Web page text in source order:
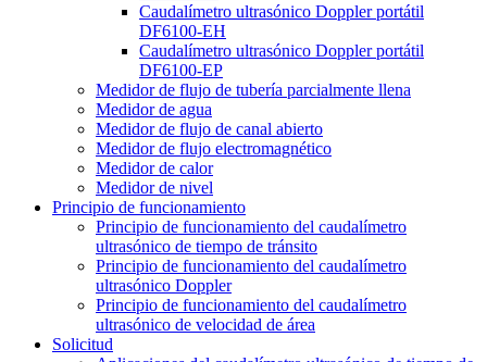
Caudalímetro ultrasónico Doppler portátil
DF6100-EH
Caudalímetro ultrasónico Doppler portátil
DF6100-EP
Medidor de flujo de tubería parcialmente llena
Medidor de agua
Medidor de flujo de canal abierto
Medidor de flujo electromagnético
Medidor de calor
Medidor de nivel
Principio de funcionamiento
Principio de funcionamiento del caudalímetro
ultrasónico de tiempo de tránsito
Principio de funcionamiento del caudalímetro
ultrasónico Doppler
Principio de funcionamiento del caudalímetro
ultrasónico de velocidad de área
Solicitud